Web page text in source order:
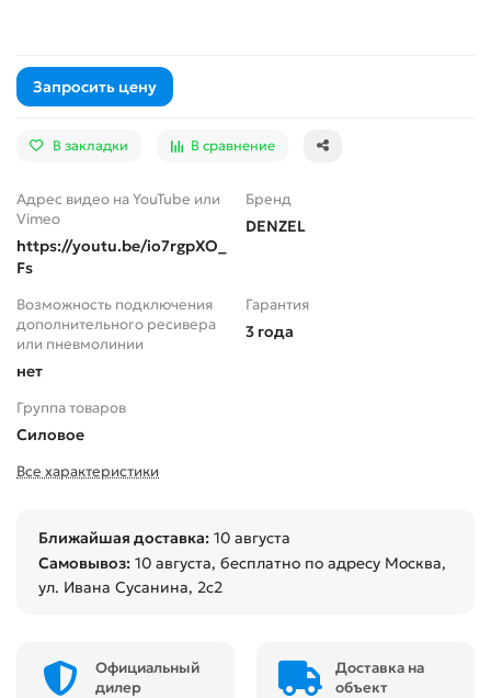
Запросить цену
В закладки В сравнение
Адрес видео на YouTube или
Vimeo
https://youtu.be/io7rgpXO_
Fs
Бренд
DENZEL
Возможность подключения
дополнительного ресивера
или пневмолинии
нет
Гарантия
3 года
Группа товаров
Силовое
Все характеристики
Ближайшая доставка: 10 августа
Самовывоз: 10 августа, бесплатно по адресу Москва,
ул. Ивана Сусанина, 2с2
Официальный
дилер
Доставка на
объект